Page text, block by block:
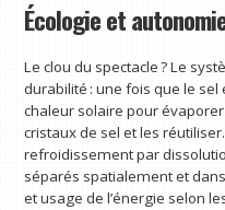
Écologie et
Le clou du spectacle ? Le
durabilité : une fois que le
chaleur solaire pour
cristaux de sel et les
refroidissement par
séparés spatialement et
et usage de l’énergie selon